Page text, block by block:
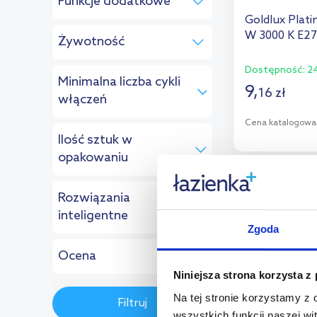
Zgoda
Niniejsza strona korzysta z
Na tej stronie korzystamy z
sterowanie
sterowanie
pilotem
Żywotność
od: h
Minimalna liczba cykli
włączeń
Ilość sztuk w
opakowaniu
do:
Rozwiązania
inteligentne
Ocena
(12)
(3)
Filtruj
Goldlux
W 3000 K
Dostępność:
9,16 zł
Cena katalogowa: